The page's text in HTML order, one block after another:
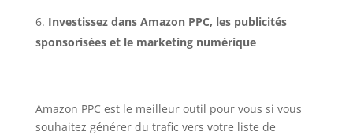
Investissez dans Amazon PPC, les publicités
sponsorisées et le marketing numérique
Amazon PPC est le meilleur outil pour vous si vous
souhaitez générer du trafic vers votre liste de